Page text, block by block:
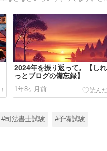
2024年を振り返って。【しれ
っとブログの備忘録】
1年8ヶ月前
#司法書士試験 #予備試験